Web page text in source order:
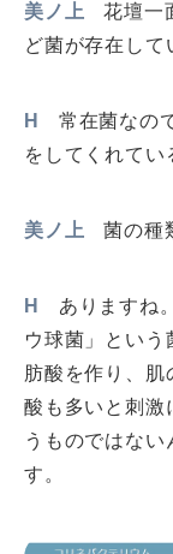
美ノ上
花壇一
ど菌が存在して
H
常在菌なの
をしてくれてい
美ノ上 菌の種
H
ありますね
ウ球菌」という
肪酸を作り、肌
酸も多いと刺激
うものではな
す。